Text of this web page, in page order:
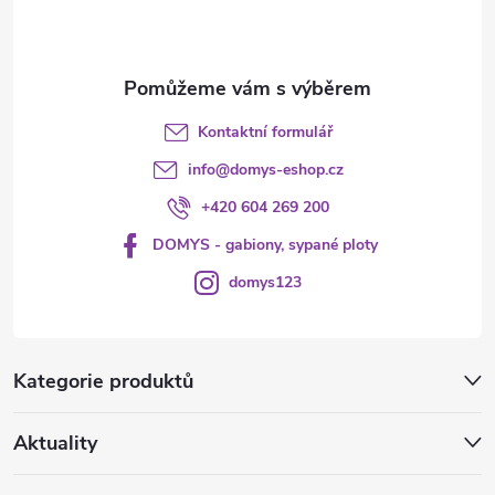
Kategorie produktů
Aktuality
Kontaktní formulář
info@domys-eshop.cz
+420 604 269 200
DOMYS - gabiony, sypané ploty
domys123